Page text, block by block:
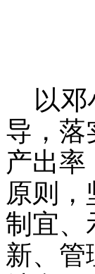
以邓
导，落
产出率
原则
制宜、
新、管